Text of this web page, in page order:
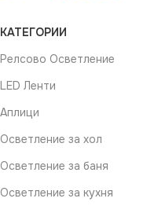
КАТЕГОРИИ
Релсово Осветление
LED Ленти
Аплици
Осветление за хол
Осветление за баня
Осветление за кухня